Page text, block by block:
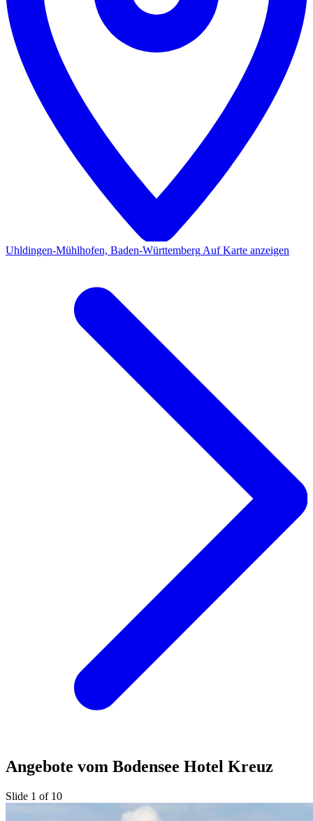
Uhldingen-Mühlhofen, Baden-Württemberg Auf Karte anzeigen
Angebote vom Bodensee Hotel Kreuz
Slide 1 of 10